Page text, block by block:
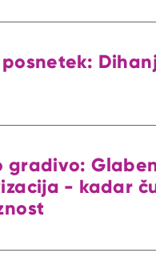
gradivo:
- kadar